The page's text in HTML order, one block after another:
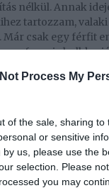
Process My
of the sale, sharing to
or sensitive
us, please use the
selection. Please
you may
nélkül. Annak
tartozzam,
Már csak egy férfit
francia